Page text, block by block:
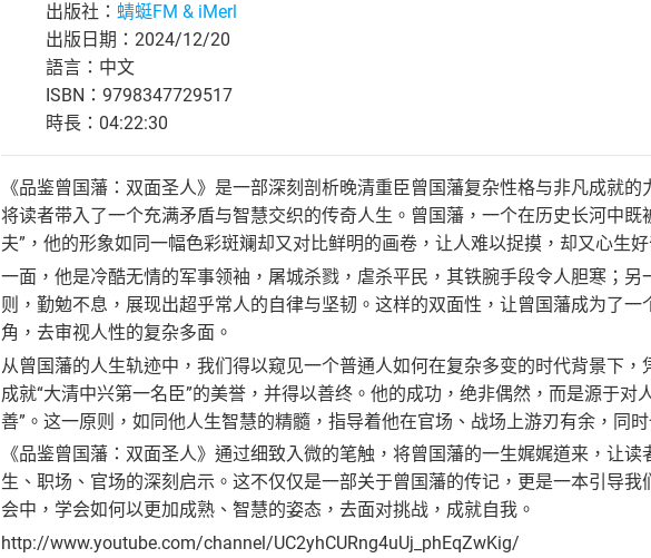
出版社： 蜻蜓FM & iMerl
出版日期：2024/12/20
語言：中文
ISBN：9798347729517
時長：04:22:30
《品鉴曾国藩：双面圣人》是一部深刻剖析晚清重臣曾国藩复杂性格与非凡成就
将读者带入了一个充满矛盾与智慧交织的传奇人生。曾国藩，一个在历史长河中既
夫”，他的形象如同一幅色彩斑斓却又对比鲜明的画卷，让人难以捉摸，却又心生
一面，他是冷酷无情的军事领袖，屠城杀戮，虐杀平民，其铁腕手段令人胆寒；
则，勤勉不息，展现出超乎常人的自律与坚韧。这样的双面性，让曾国藩成为了
角，去审视人性的复杂多面。
从曾国藩的人生轨迹中，我们得以窥见一个普通人如何在复杂多变的时代背景下
成就“大清中兴第一名臣”的美誉，并得以善终。他的成功，绝非偶然，而是源于
善”。这一原则，如同他人生智慧的精髓，指导着他在官场、战场上游刃有余，同
《品鉴曾国藩：双面圣人》通过细致入微的笔触，将曾国藩的一生娓娓道来，让
生、职场、官场的深刻启示。这不仅仅是一部关于曾国藩的传记，更是一本引导
会中，学会如何以更加成熟、智慧的姿态，去面对挑战，成就自我。
http://www.youtube.com/channel/UC2yhCURng4uUj_phEqZwKig/